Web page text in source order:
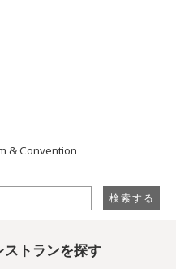
& Convention
ストランを探す